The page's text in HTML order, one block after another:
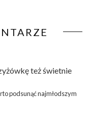
też świetnie
podsunąć najmłodszym